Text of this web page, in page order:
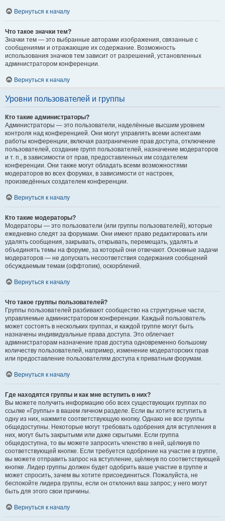
Вернуться к началу
Что такое значки тем?
Значки тем — это выбранные авторами изображения, связанные с
сообщениями и отражающие их содержание. Возможность
использования значков тем зависит от разрешений, установленных
администратором конференции.
Вернуться к началу
Уровни пользователей и группы
Кто такие администраторы?
Администраторы — это пользователи, наделённые высшим уровнем
контроля над конференцией. Они могут управлять всеми аспектами
работы конференции, включая разграничение прав доступа, отключение
пользователей, создание групп пользователей, назначение модераторов
и т. п., в зависимости от прав, предоставленных им создателем
конференции. Они также могут обладать всеми возможностями
модераторов во всех форумах, в зависимости от настроек,
произведённых создателем конференции.
Вернуться к началу
Кто такие модераторы?
Модераторы — это пользователи (или группы пользователей), которые
ежедневно следят за форумами. Они имеют право редактировать или
удалять сообщения, закрывать, открывать, перемещать, удалять и
объединять темы на форуме, за который они отвечают. Основные задачи
модераторов — не допускать несоответствия содержания сообщений
обсуждаемым темам (оффтопик), оскорблений.
Вернуться к началу
Что такое группы пользователей?
Группы пользователей разбивают сообщество на структурные части,
управляемые администратором конференции. Каждый пользователь
может состоять в нескольких группах, и каждой группе могут быть
назначены индивидуальные права доступа. Это облегчает
администраторам назначение прав доступа одновременно большому
количеству пользователей, например, изменение модераторских прав
или предоставление пользователям доступа к приватным форумам.
Вернуться к началу
Где находятся группы и как мне вступить в них?
Вы можете получить информацию обо всех существующих группах по
ссылке «Группы» в вашем личном разделе. Если вы хотите вступить в
одну из них, нажмите соответствующую кнопку. Однако не все группы
общедоступны. Некоторые могут требовать одобрения для вступления в
них, могут быть закрытыми или даже скрытыми. Если группа
общедоступна, то вы можете запросить членство в ней, щёлкнув по
соответствующей кнопке. Если требуется одобрение на участие в группе,
вы можете отправить запрос на вступление, щёлкнув по соответствующей
кнопке. Лидер группы должен будет одобрить ваше участие в группе и
может спросить, зачем вы хотите присоединиться. Пожалуйста, не
беспокойте лидера группы, если он отклонил ваш запрос; у него могут
быть для этого свои причины.
Вернуться к началу